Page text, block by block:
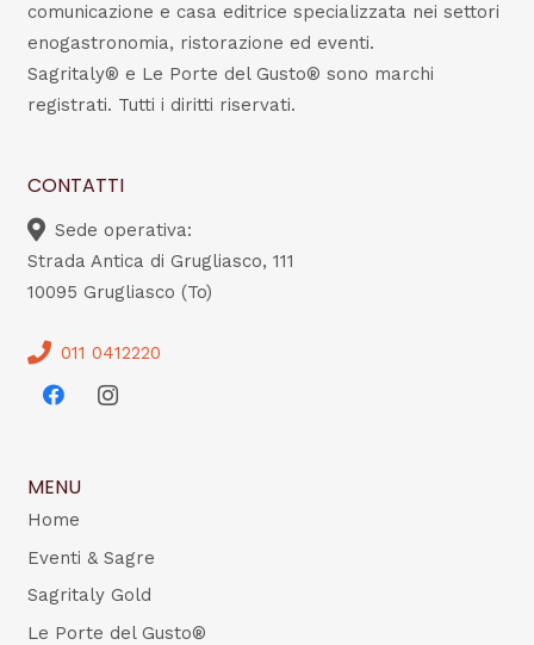
comunicazione e casa editrice specializzata nei settori
enogastronomia, ristorazione ed eventi.
Sagritaly® e Le Porte del Gusto® sono marchi
registrati. Tutti i diritti riservati.
CONTATTI
Sede operativa:
Strada Antica di Grugliasco, 111
10095 Grugliasco (To)
011 0412220
MENU
Home
Eventi & Sagre
Sagritaly Gold
Le Porte del Gusto®